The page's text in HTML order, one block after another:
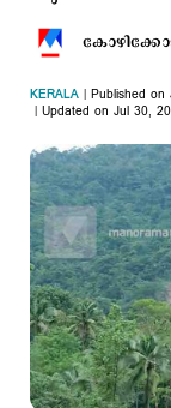
KERALA
Published on
Updated on Jul 30,